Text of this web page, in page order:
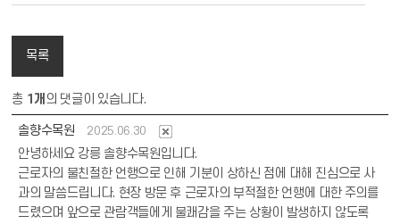
목록
총 1개의 댓글이 있습니다.
솔향수목원 2025.06.30
안녕하세요 강릉 솔향수목원입니다.
근로자의 불친절한 언행으로 인해 기분이 상하신 점에 대해 진심으로 사
과의 말씀드립니다. 현장 방문 후 근로자의 부적절한 언행에 대한 주의를
드렸으며 앞으로 관람객들에게 불쾌감을 주는 상황이 발생하지 않도록